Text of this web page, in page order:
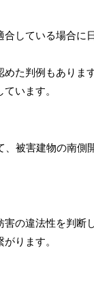
している場合に
た判例もありま
います。
被害建物の南側
の違法性を判断
ります。